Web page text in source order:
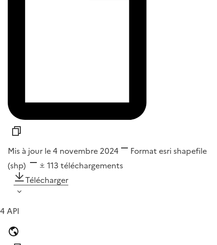
Mis à jour le 4 novembre 2024 Format esri shapefile
(shp)
113 téléchargements
Télécharger
4 API